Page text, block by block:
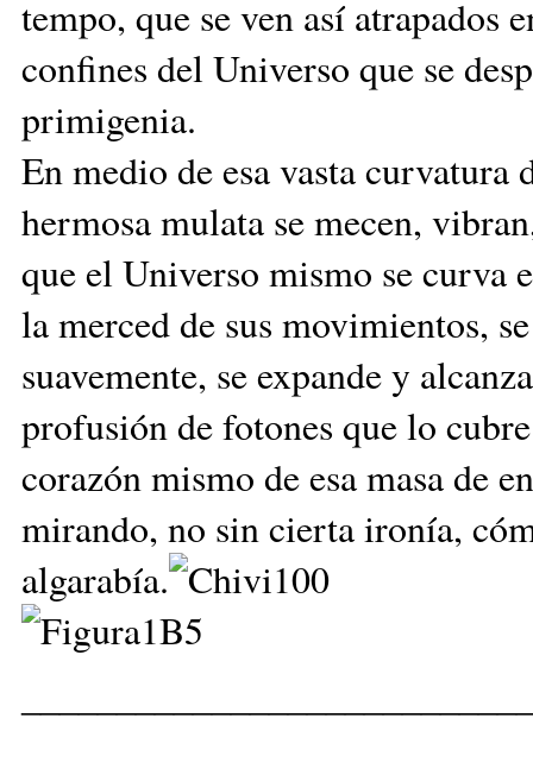
tempo, que se ven así atrapados
confines del Universo que se
primigenia.
En medio de esa vasta curvatura
hermosa mulata se mecen,
que el Universo mismo se curva
la merced de sus movimientos,
suavemente, se expande y
profusión de fotones que lo
corazón mismo de esa masa de
mirando, no sin cierta ironía,
algarabía.